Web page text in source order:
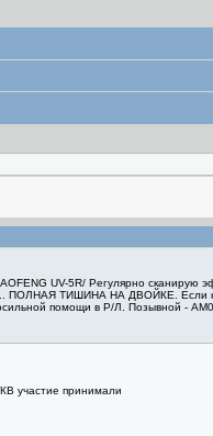
UV-5R/ Регулярно сканирую
ПОЛНАЯ ТИШИНА НА ДВОЙКЕ. Если
помощи в Р/Л. Позывной -
участие принимали